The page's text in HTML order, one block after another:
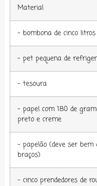
Material
– bombona de cinco
– pet pequena de
– tesoura
– papel com 180 de
preto e creme
– papelão (deve ser
braços)
– cinco prendedores de